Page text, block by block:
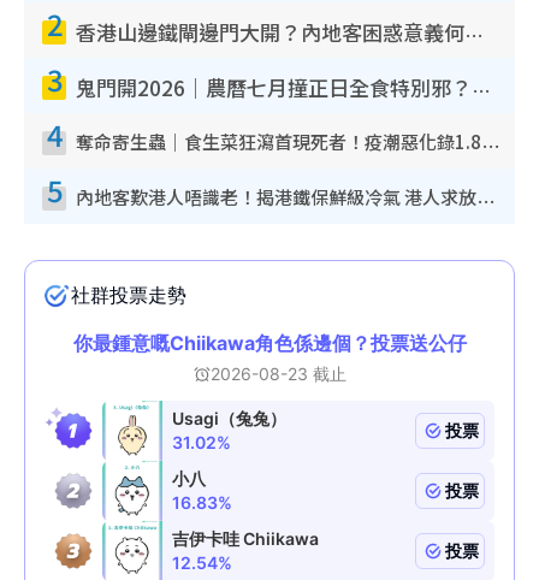
e
2 香港山邊鐵閘邊門大開？內地客困惑意義何在！網民神回覆：呢種叫法理性防禦
3 鬼門開2026｜農曆七月撞正日全食特別邪？專家警告切忌做一事！揭4大禁忌+2招保平安
4 奪命寄生蟲｜食生菜狂瀉首現死者！疫潮惡化錄1.8萬宗病例 揭洗菜3大謬誤
5 內地客歎港人唔識老！揭港鐵保鮮級冷氣 港人求放過：咪投訴